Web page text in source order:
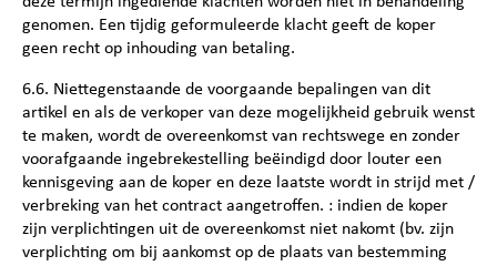
genomen. Een tijdig geformuleerde klacht geeft de koper
geen recht op inhouding van betaling.
6.6. Niettegenstaande de voorgaande bepalingen van dit
artikel en als de verkoper van deze mogelijkheid gebruik wenst
te maken, wordt de overeenkomst van rechtswege en zonder
voorafgaande ingebrekestelling beëindigd door louter een
kennisgeving aan de koper en deze laatste wordt in strijd met /
verbreking van het contract aangetroffen. : indien de koper
zijn verplichtingen uit de overeenkomst niet nakomt (bv. zijn
verplichting om bij aankomst op de plaats van bestemming